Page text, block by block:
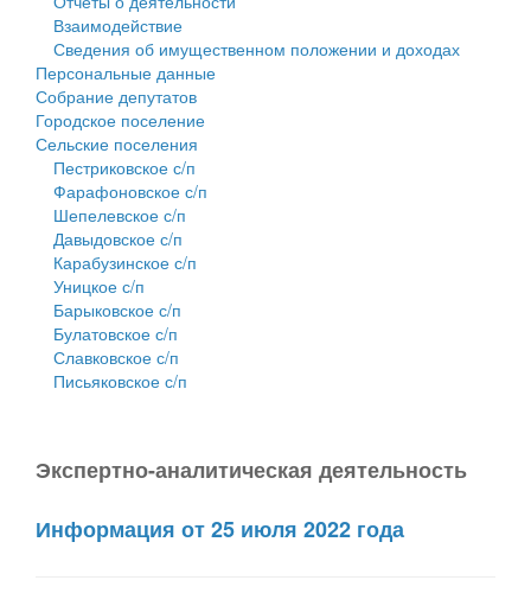
Взаимодействие
Сведения об имущественном положении и доходах
Персональные данные
Собрание депутатов
Городское поселение
Сельские поселения
Пестриковское с/п
Фарафоновское с/п
Шепелевское с/п
Давыдовское с/п
Карабузинское с/п
Уницкое с/п
Барыковское с/п
Булатовское с/п
Славковское с/п
Письяковское с/п
Экспертно-аналитическая деятельность
Информация от 25 июля 2022 года